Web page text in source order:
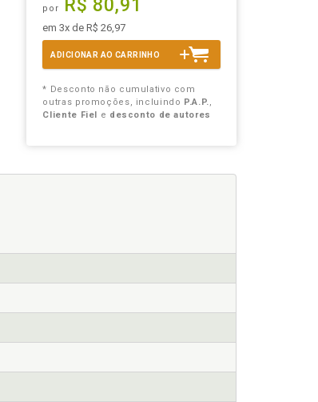
por R$ 80,91
em 3x de R$ 26,97
ADICIONAR AO CARRINHO
* Desconto não cumulativo com
outras promoções, incluindo P.A.P.,
Cliente Fiel e desconto de autores